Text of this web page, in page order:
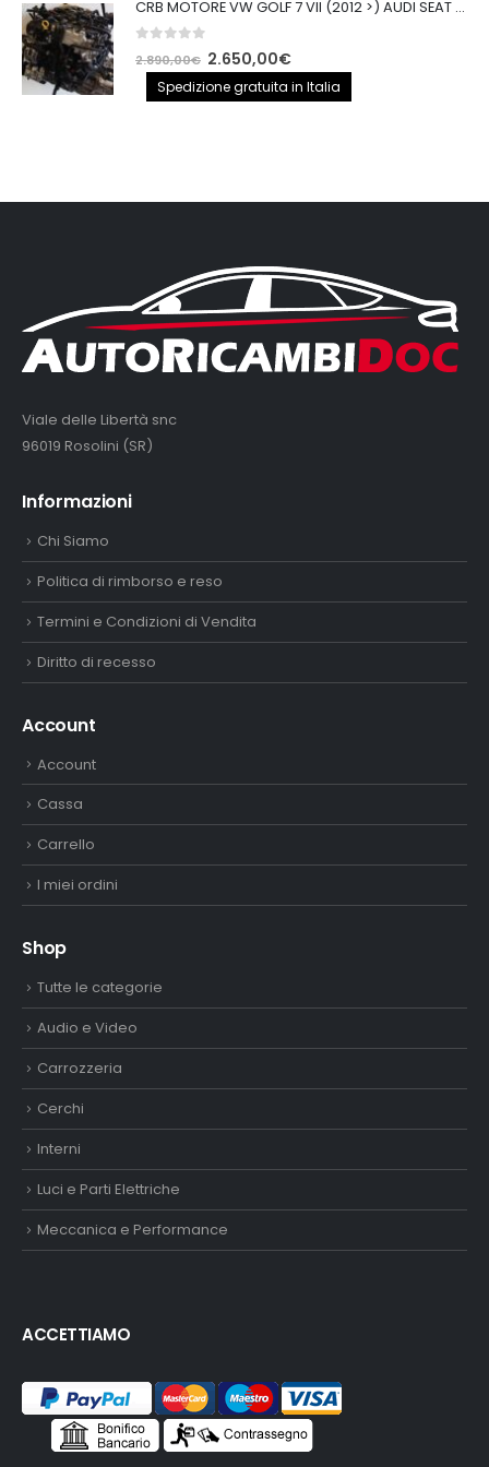
CRB MOTORE VW GOLF 7 VII (2012 >) AUDI SEAT 2.0TDI 150CV CRB IMPIANTO BOSCH
out of 5
2.890,00€ Il
prezzo
originale
2.650,00€Il
prezzo
attuale
Spedizione gratuita in Italia
Viale delle Libertà snc
96019 Rosolini (SR)
Informazioni
Chi Siamo
Politica di rimborso e reso
Termini e Condizioni di Vendita
Diritto di recesso
Account
Account
Cassa
Carrello
I miei ordini
Shop
Tutte le categorie
Audio e Video
Carrozzeria
Cerchi
Interni
Luci e Parti Elettriche
Meccanica e Performance
ACCETTIAMO